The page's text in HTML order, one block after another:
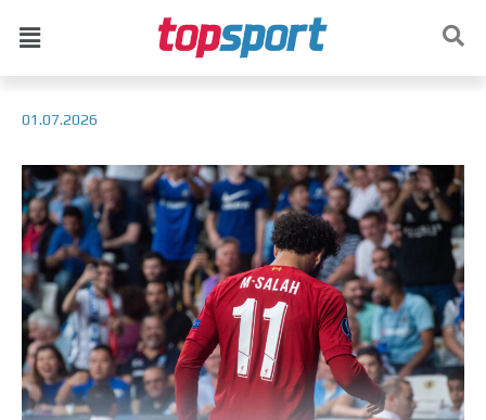
01.07.2026